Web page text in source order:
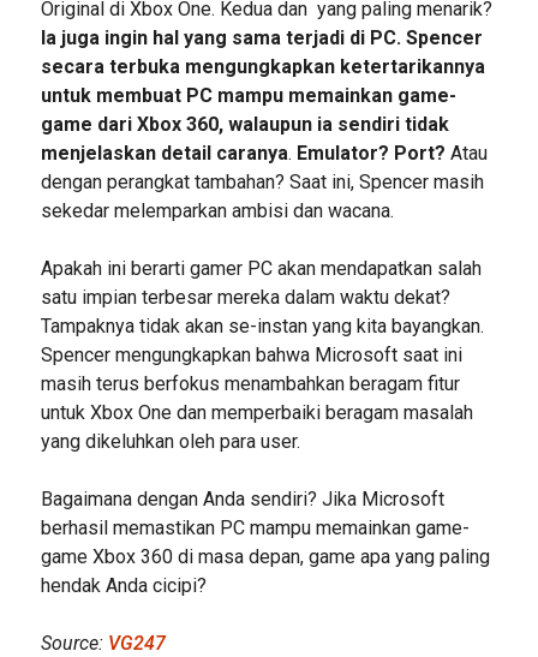
Original di Xbox One. Kedua dan yang paling menarik?
Ia juga ingin hal yang sama terjadi di PC. Spencer
secara terbuka mengungkapkan ketertarikannya
untuk membuat PC mampu memainkan game-
game dari Xbox 360, walaupun ia sendiri tidak
menjelaskan detail caranya. Emulator? Port? Atau
dengan perangkat tambahan? Saat ini, Spencer masih
sekedar melemparkan ambisi dan wacana.
Apakah ini berarti gamer PC akan mendapatkan salah
satu impian terbesar mereka dalam waktu dekat?
Tampaknya tidak akan se-instan yang kita bayangkan.
Spencer mengungkapkan bahwa Microsoft saat ini
masih terus berfokus menambahkan beragam fitur
untuk Xbox One dan memperbaiki beragam masalah
yang dikeluhkan oleh para user.
Bagaimana dengan Anda sendiri? Jika Microsoft
berhasil memastikan PC mampu memainkan game-
game Xbox 360 di masa depan, game apa yang paling
hendak Anda cicipi?
Source: VG247